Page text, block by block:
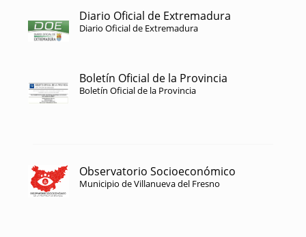
Diario Oficial de Extremadura
Diario Oficial de Extremadura
Boletín Oficial de la Provincia
Boletín Oficial de la Provincia
Observatorio Socioeconómico
Municipio de Villanueva del Fresno